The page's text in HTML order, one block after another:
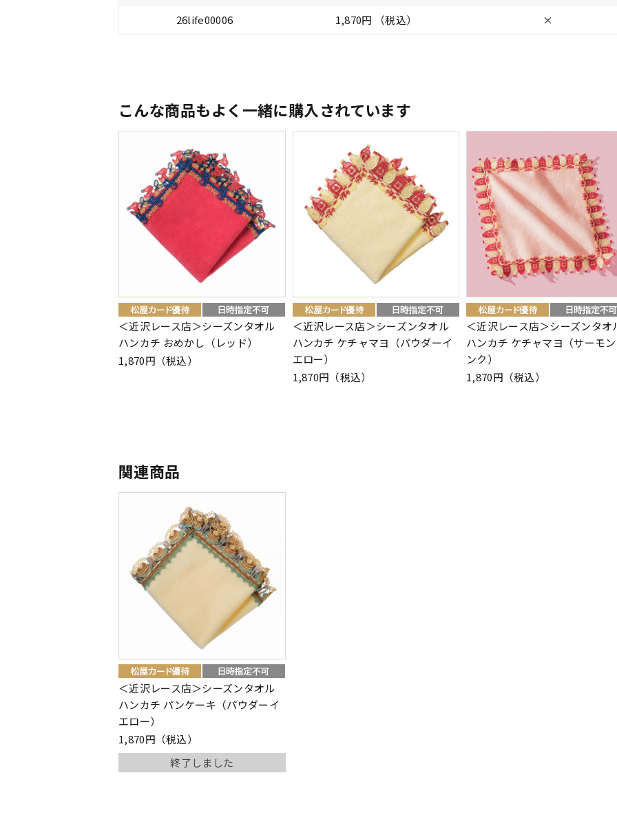
26life00006
1,870円 （税込） ×
こんな商品もよく一緒に購入されています
＜近沢レース店＞シーズンタオル
ハンカチ おめかし（レッド）
1,870円（税込）
＜近沢レース店＞シーズンタオル
ハンカチ ケチャマヨ（パウダーイ
エロー）
1,870円（税込）
＜近沢レース店＞シーズンタオ
ハンカチ ケチャマヨ（サーモ
ンク）
1,870円（税込）
関連商品
＜近沢レース店＞シーズンタオル
ハンカチ パンケーキ（パウダーイ
エロー）
1,870円（税込）
終了しました